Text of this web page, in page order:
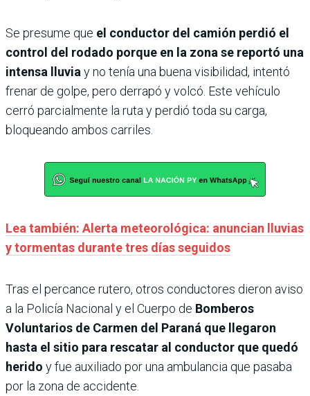
Se presume que el conductor del camión perdió el
control del rodado porque en la zona se reportó una
intensa lluvia y no tenía una buena visibilidad, intentó
frenar de golpe, pero derrapó y volcó. Este vehículo
cerró parcialmente la ruta y perdió toda su carga,
bloqueando ambos carriles.
Lea también: Alerta meteorológica: anuncian lluvias
y tormentas durante tres días seguidos
Tras el percance rutero, otros conductores dieron aviso
a la Policía Nacional y el Cuerpo de Bomberos
Voluntarios de Carmen del Paraná que llegaron
hasta el sitio para rescatar al conductor que quedó
herido y fue auxiliado por una ambulancia que pasaba
por la zona de accidente.